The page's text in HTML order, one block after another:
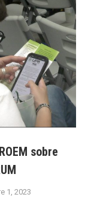
sobre
1, 2023